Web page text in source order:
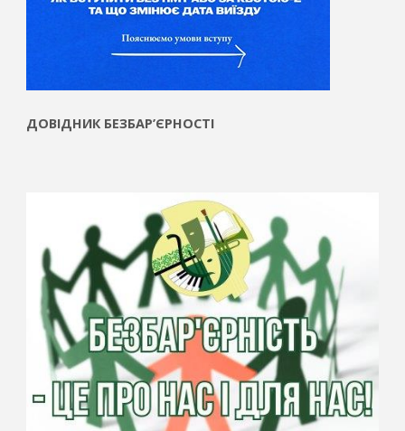
ДОВІДНИК БЕЗБАР’ЄРНОСТІ